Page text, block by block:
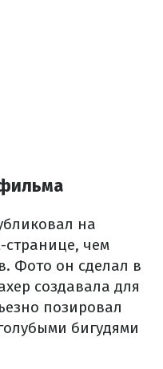
на
чем
Фото он сделал в
создавала для
позировал
бигудями